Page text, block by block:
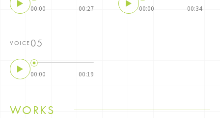
00:00 00:27 00:00 00:34
VOICE
00:00 00:19
WORKS